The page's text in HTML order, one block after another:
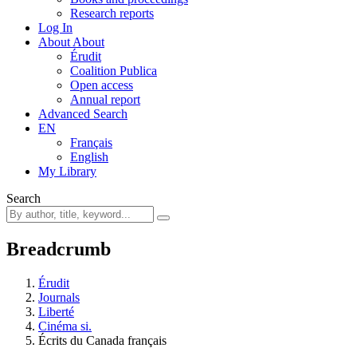
Research reports
Log In
About About
Érudit
Coalition Publica
Open access
Annual report
Advanced Search
EN
Français
English
My Library
Search
Breadcrumb
Érudit
Journals
Liberté
Cinéma si.
Écrits du Canada français